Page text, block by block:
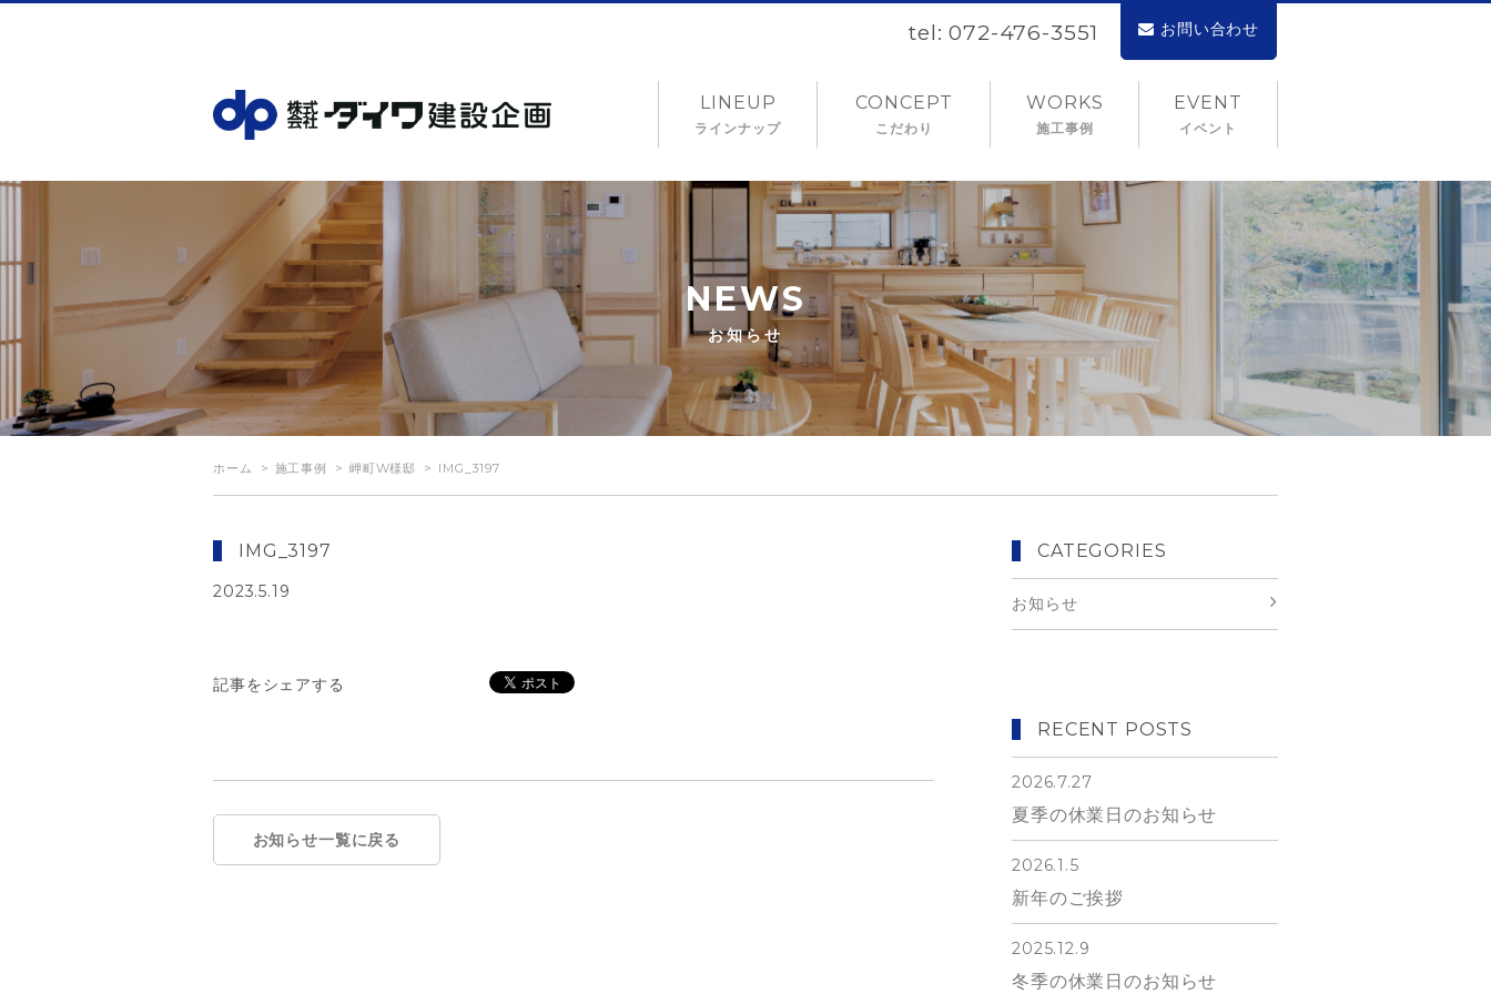
tel: 072-476-3551 お問い合わせ
LINEUP
ラインナップ
CONCEPT
こだわり
WORKS
施工事例
EVENT
イベント
NEWS
お知らせ
ホーム 施工事例 岬町W様邸 IMG_3197
IMG_3197
2023.5.19
記事をシェアする
お知らせ一覧に戻る
CATEGORIES
お知らせ
RECENT POSTS
2026.7.27
夏季の休業日のお知らせ
2026.1.5
新年のご挨拶
2025.12.9
冬季の休業日のお知らせ